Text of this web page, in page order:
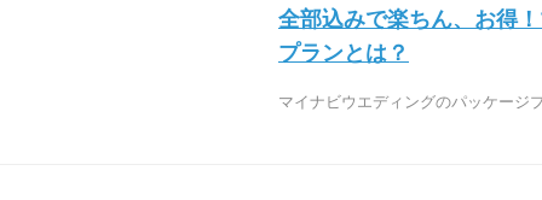
全部込みで楽ちん、お得
プランとは？
マイナビウエディングのパッケー